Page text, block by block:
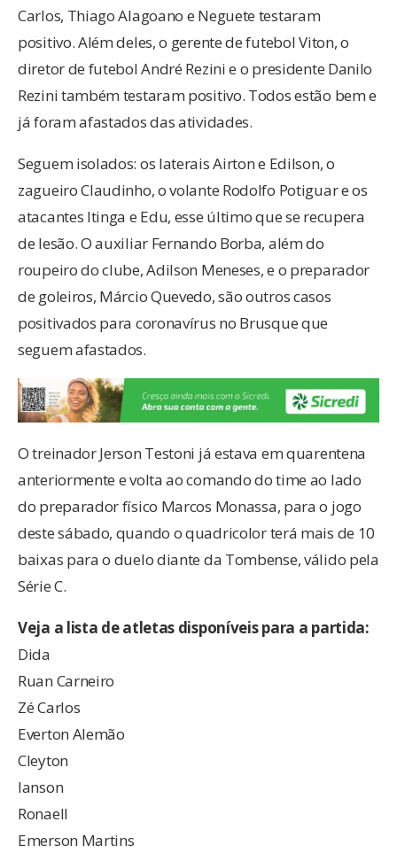
Carlos, Thiago Alagoano e Neguete testaram
positivo. Além deles, o gerente de futebol Viton, o
diretor de futebol André Rezini e o presidente Danilo
Rezini também testaram positivo. Todos estão bem e
já foram afastados das atividades.
Seguem isolados: os laterais Airton e Edilson, o
zagueiro Claudinho, o volante Rodolfo Potiguar e os
atacantes Itinga e Edu, esse último que se recupera
de lesão. O auxiliar Fernando Borba, além do
roupeiro do clube, Adilson Meneses, e o preparador
de goleiros, Márcio Quevedo, são outros casos
positivados para coronavírus no Brusque que
seguem afastados.
O treinador Jerson Testoni já estava em quarentena
anteriormente e volta ao comando do time ao lado
do preparador físico Marcos Monassa, para o jogo
deste sábado, quando o quadricolor terá mais de 10
baixas para o duelo diante da Tombense, válido pela
Série C.
Veja a lista de atletas disponíveis para a partida:
Dida
Ruan Carneiro
Zé Carlos
Everton Alemão
Cleyton
Ianson
Ronaell
Emerson Martins